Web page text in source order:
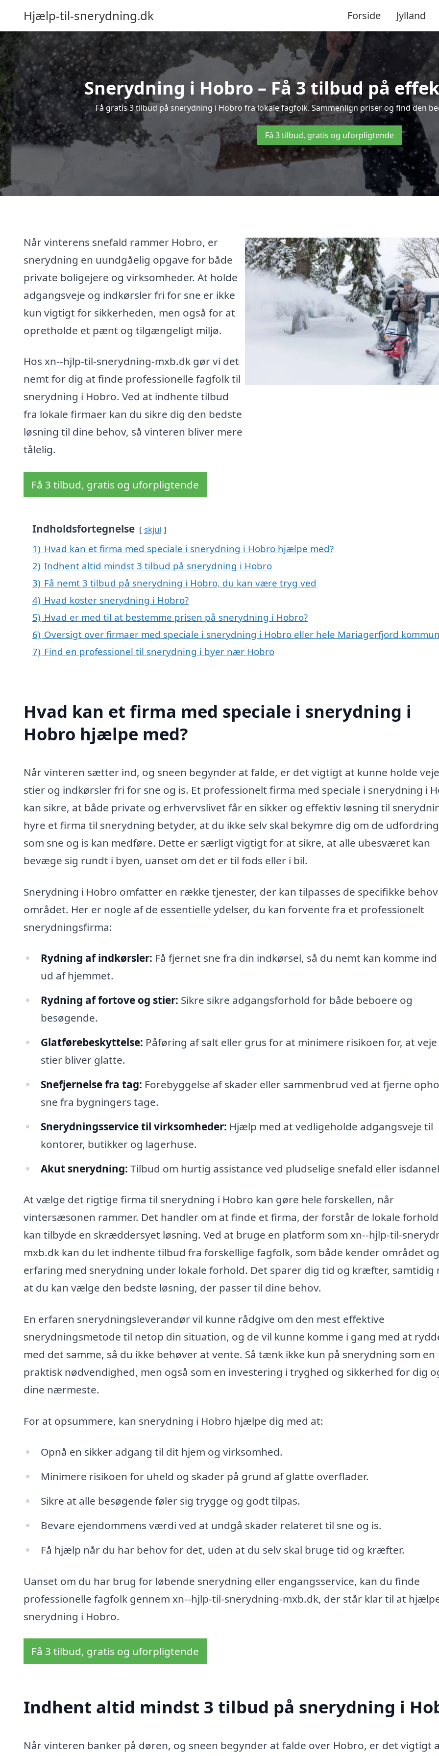
Hjælp-til-snerydning.dk Forside Jylland
Snerydning i Hobro – Få 3 tilbud på
Få gratis 3 tilbud på snerydning i Hobro fra lokale fagfolk. Sammenlign priser og find den
Få 3 tilbud, gratis og uforpligtende
Når vinterens snefald rammer Hobro, er
snerydning en uundgåelig opgave for både
private boligejere og virksomheder. At holde
adgangsveje og indkørsler fri for sne er ikke
kun vigtigt for sikkerheden, men også for at
opretholde et pænt og tilgængeligt miljø.
Hos xn--hjlp-til-snerydning-mxb.dk gør vi det
nemt for dig at finde professionelle fagfolk til
snerydning i Hobro. Ved at indhente tilbud
fra lokale firmaer kan du sikre dig den bedste
løsning til dine behov, så vinteren bliver mere
tålelig.
Få 3 tilbud, gratis og uforpligtende
Indholdsfortegnelse skjul
1) Hvad kan et firma med speciale i snerydning i Hobro hjælpe med?
2) Indhent altid mindst 3 tilbud på snerydning i Hobro
3) Få nemt 3 tilbud på snerydning i Hobro, du kan være tryg ved
4) Hvad koster snerydning i Hobro?
5) Hvad er med til at bestemme prisen på snerydning i Hobro?
6) Oversigt over firmaer med speciale i snerydning i Hobro eller hele Mariagerfjord
7) Find en professionel til snerydning i byer nær Hobro
Hvad kan et firma med speciale i snerydning i
Hobro hjælpe med?
Når vinteren sætter ind, og sneen begynder at falde, er det vigtigt at kunne holde
stier og indkørsler fri for sne og is. Et professionelt firma med speciale i snerydning i
kan sikre, at både private og erhvervslivet får en sikker og effektiv løsning til
hyre et firma til snerydning betyder, at du ikke selv skal bekymre dig om de
som sne og is kan medføre. Dette er særligt vigtigt for at sikre, at alle ubesværet kan
bevæge sig rundt i byen, uanset om det er til fods eller i bil.
Snerydning i Hobro omfatter en række tjenester, der kan tilpasses de specifikke
området. Her er nogle af de essentielle ydelser, du kan forvente fra et professionelt
snerydningsfirma:
Rydning af indkørsler: Få fjernet sne fra din indkørsel, så du nemt kan komme
ud af hjemmet.
Rydning af fortove og stier: Sikre sikre adgangsforhold for både beboere og
besøgende.
Glatførebeskyttelse: Påføring af salt eller grus for at minimere risikoen for, at
stier bliver glatte.
Snefjernelse fra tag: Forebyggelse af skader eller sammenbrud ved at fjerne
sne fra bygningers tage.
Snerydningsservice til virksomheder: Hjælp med at vedligeholde adgangsveje til
kontorer, butikker og lagerhuse.
Akut snerydning: Tilbud om hurtig assistance ved pludselige snefald eller
At vælge det rigtige firma til snerydning i Hobro kan gøre hele forskellen, når
vintersæsonen rammer. Det handler om at finde et firma, der forstår de lokale
kan tilbyde en skræddersyet løsning. Ved at bruge en platform som xn--hjlp-til-
mxb.dk kan du let indhente tilbud fra forskellige fagfolk, som både kender området
erfaring med snerydning under lokale forhold. Det sparer dig tid og kræfter, samtidig
at du kan vælge den bedste løsning, der passer til dine behov.
En erfaren snerydningsleverandør vil kunne rådgive om den mest effektive
snerydningsmetode til netop din situation, og de vil kunne komme i gang med at
med det samme, så du ikke behøver at vente. Så tænk ikke kun på snerydning som en
praktisk nødvendighed, men også som en investering i tryghed og sikkerhed for dig
dine nærmeste.
For at opsummere, kan snerydning i Hobro hjælpe dig med at:
Opnå en sikker adgang til dit hjem og virksomhed.
Minimere risikoen for uheld og skader på grund af glatte overflader.
Sikre at alle besøgende føler sig trygge og godt tilpas.
Bevare ejendommens værdi ved at undgå skader relateret til sne og is.
Få hjælp når du har behov for det, uden at du selv skal bruge tid og kræfter.
Uanset om du har brug for løbende snerydning eller engangsservice, kan du finde
professionelle fagfolk gennem xn--hjlp-til-snerydning-mxb.dk, der står klar til at
snerydning i Hobro.
Få 3 tilbud, gratis og uforpligtende
Indhent altid mindst 3 tilbud på snerydning i
Når vinteren banker på døren, og sneen begynder at falde over Hobro, er det vigtigt